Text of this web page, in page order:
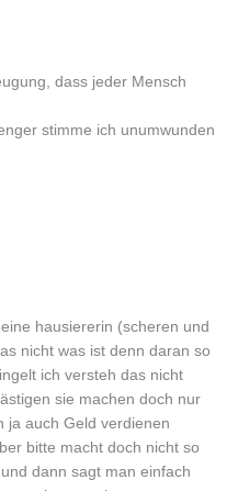
dass jeder Mensch
stimme ich unumwunden
hausiererin (scheren und
nicht was ist denn daran so
ich versteh das nicht
sie machen doch nur
ja auch Geld verdienen
bitte macht doch nicht so
dann sagt man einfach